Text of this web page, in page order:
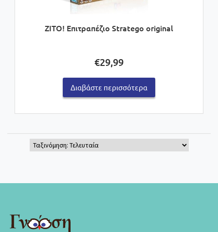
ZITO! Επιτραπέζιο Stratego original
€29,99
Διαβάστε περισσότερα